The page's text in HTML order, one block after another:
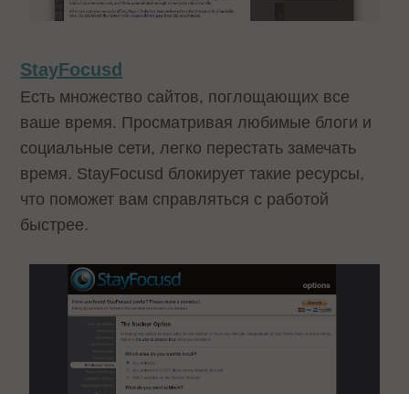
StayFocusd
Есть множество сайтов, поглощающих все
ваше время. Просматривая любимые блоги и
социальные сети, легко перестать замечать
время. StayFocusd блокирует такие ресурсы,
что поможет вам справляться с работой
быстрее.